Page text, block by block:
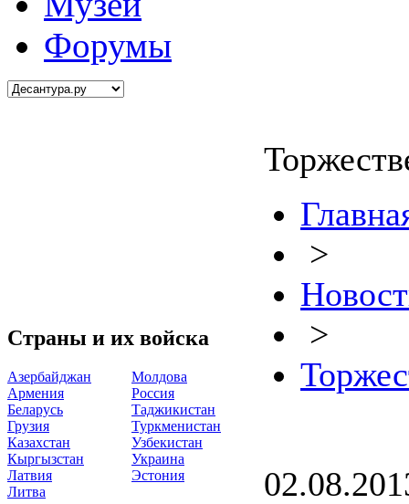
Форумы
Страны и их войска
Азербайджан
Армения
Беларусь
Грузия
Казахстан
Кыргызстан
Латвия
Литва
Молдова
Россия
Таджикистан
Туркменистан
Узбекистан
Украина
Эстония
>
>